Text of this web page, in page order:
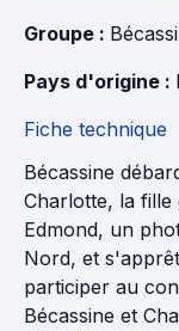
Groupe :
Pays d'origine :
Fiche technique
Bécassine
Charlotte, la fille
Edmond, un
Nord, et
participer au
Bécassine et